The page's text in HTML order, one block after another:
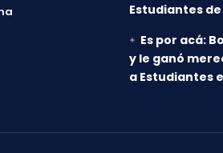
Estudiantes de
Es por acá:
y le ganó
a Estudiantes